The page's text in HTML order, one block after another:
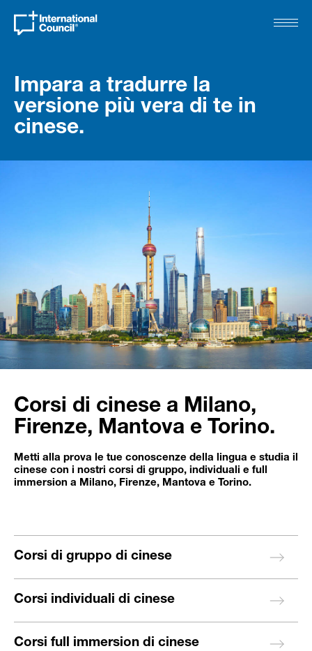
Impara a tradurre la
versione più vera di te in
cinese.
Corsi di cinese a Milano,
Firenze, Mantova e Torino.
Metti alla prova le tue conoscenze della lingua e studia il
cinese con i nostri corsi di gruppo, individuali e full
immersion a Milano, Firenze, Mantova e Torino.
Corsi di gruppo di cinese
Corsi individuali di cinese
Corsi full immersion di cinese